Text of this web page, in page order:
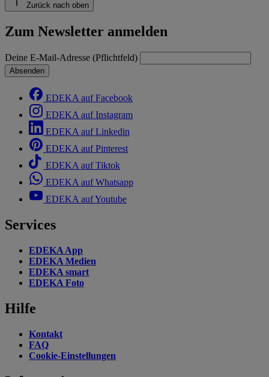
Zurück nach oben
Zum Newsletter anmelden
Deine E-Mail-Adresse (Pflichtfeld)
Absenden
EDEKA auf Facebook
EDEKA auf Instagram
EDEKA auf Linkedin
EDEKA auf Pinterest
EDEKA auf Tiktok
EDEKA auf Whatsapp
EDEKA auf Youtube
Services
EDEKA App
EDEKA Medien
EDEKA smart
EDEKA Foto
Hilfe
Kontakt
FAQ
Cookie-Einstellungen